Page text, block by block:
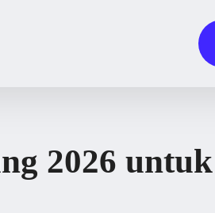
2026 untuk